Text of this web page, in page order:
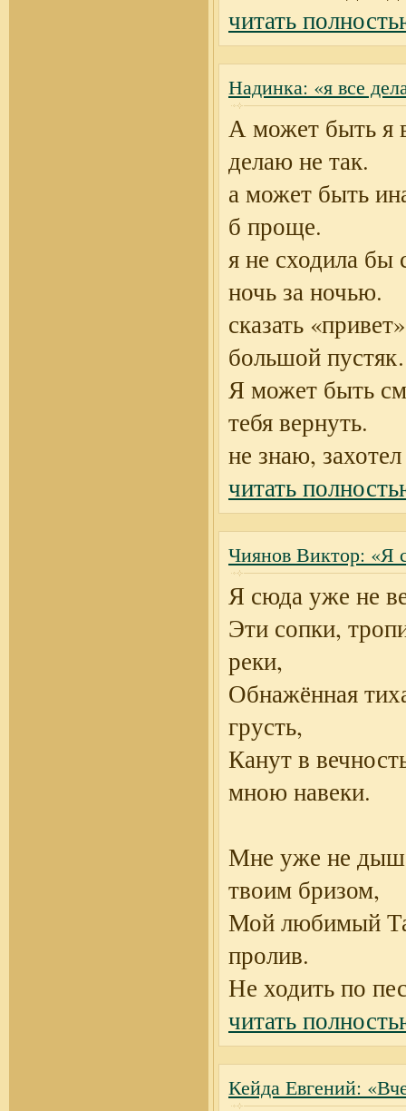
читать
Надинка: «я все
А может быть я
делаю не так.
а может быть
б проще.
я не сходила бы
ночь за ночью.
сказать
большой
Я может быть
тебя вернуть.
не знаю,
читать
Чиянов Виктор: «Я
Я сюда уже не
Эти сопки,
реки,
Обнажённая
грусть,
Канут в
мною навеки.
Мне уже не
твоим бризом,
Мой любимый
пролив.
Не ходить по
читать
Кейда Евгений: